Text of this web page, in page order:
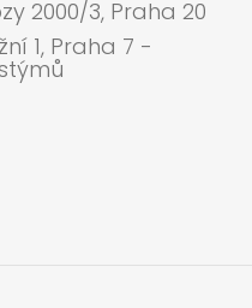
2000/3, Praha 20
1, Praha 7 -